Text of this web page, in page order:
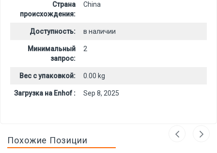
Страна
происхождения:
China
Доступность: в наличии
Минимальный
запрос:
2
Вес с упаковкой: 0.00 kg
Загрузка на Enhof : Sep 8, 2025
Похожие Позиции